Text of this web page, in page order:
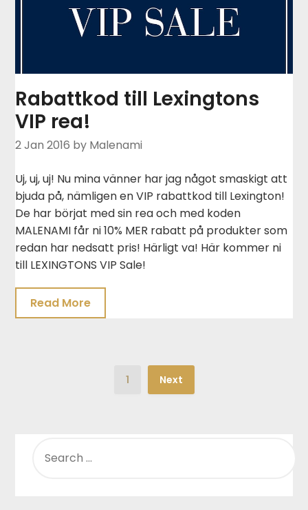
Rabattkod till Lexingtons
VIP rea!
2 Jan 2016 by Malenami
Uj, uj, uj! Nu mina vänner har jag något smaskigt att
bjuda på, nämligen en VIP rabattkod till Lexington!
De har börjat med sin rea och med koden
MALENAMI får ni 10% MER rabatt på produkter som
redan har nedsatt pris! Härligt va! Här kommer ni
till LEXINGTONS VIP Sale!
Read More
1 Next
FOR: